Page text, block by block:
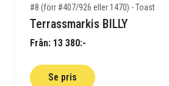
#8 (förr #407/926 eller 1470) - Toast
Terrassmarkis BILLY
Från: 13 380:-
Se pris